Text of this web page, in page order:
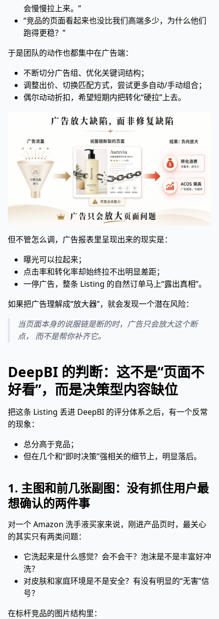
会慢慢拉上来。”
“竞品的页面看起来也没比我们高端多少，为什么他们
跑得更稳？”
于是团队的动作也都集中在广告端：
不断切分广告组、优化关键词结构；
调整出价、切换匹配方式，尝试更多自动/手动组合；
偶尔动动折扣，希望短期内把转化“硬拉”上去。
但不管怎么调，广告报表里呈现出来的现实是：
曝光可以拉起来；
点击率和转化率却始终拉不出明显差距；
一停广告，整条 Listing 的自然订单马上“露出真相”。
如果把广告理解成“放大器”，就会发现一个潜在风险：
当页面本身的说服链是断的时，广告只会放大这个断
点， 而不是帮你补齐它。
DeepBI 的判断：这不是“页面不
好看”，而是决策型内容缺位
把这条 Listing 丢进 DeepBI 的评分体系之后，有一个反常
的现象：
总分高于竞品；
但在几个和“即时决策”强相关的细节上，明显落后。
1. 主图和前几张副图：没有抓住用户最
想确认的两件事
对一个 Amazon 洗手液买家来说，刚进产品页时，最关心
的其实只有两类问题：
它洗起来是什么感觉？会不会干？泡沫是不是丰富好冲
洗？
对皮肤和家庭环境是不是安全？有没有明显的“无害”信
号？
在标杆竞品的图片结构里：